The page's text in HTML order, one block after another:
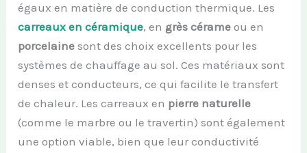
égaux en matière de conduction thermique. Les
carreaux en céramique, en grès cérame ou en
porcelaine sont des choix excellents pour les
systèmes de chauffage au sol. Ces matériaux sont
denses et conducteurs, ce qui facilite le transfert
de chaleur. Les carreaux en pierre naturelle
(comme le marbre ou le travertin) sont également
une option viable, bien que leur conductivité